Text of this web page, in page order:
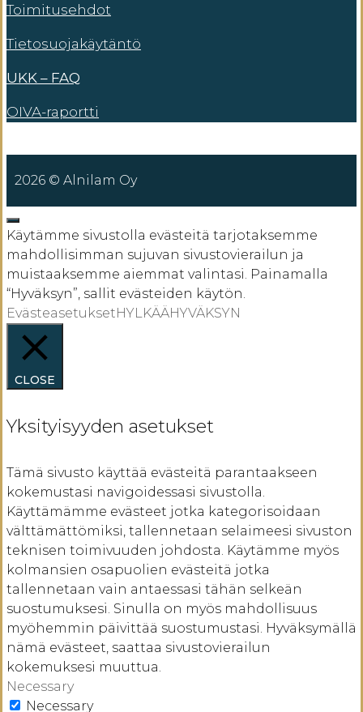
Toimitusehdot
Tietosuojakäytäntö
UKK – FAQ
OIVA-raportti
2026 © Alnilam Oy
SULJE
Käytämme sivustolla evästeitä tarjotaksemme
mahdollisimman sujuvan sivustovierailun ja
muistaaksemme aiemmat valintasi. Painamalla
“Hyväksyn”, sallit evästeiden käytön.
EvästeasetuksetHYLKÄÄHYVÄKSYN
CLOSE
Yksityisyyden asetukset
Tämä sivusto käyttää evästeitä parantaakseen
kokemustasi navigoidessasi sivustolla.
Käyttämämme evästeet jotka kategorisoidaan
välttämättömiksi, tallennetaan selaimeesi sivuston
teknisen toimivuuden johdosta. Käytämme myös
kolmansien osapuolien evästeitä jotka
tallennetaan vain antaessasi tähän selkeän
suostumuksesi. Sinulla on myös mahdollisuus
myöhemmin päivittää suostumustasi. Hyväksymällä
nämä evästeet, saattaa sivustovierailun
kokemuksesi muuttua.
Necessary
Necessary